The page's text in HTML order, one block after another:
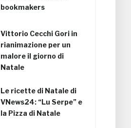
bookmakers
Vittorio Cecchi Gori in
rianimazione per un
malore il giorno di
Natale
Le ricette di Natale di
VNews24: “Lu Serpe” e
la Pizza di Natale